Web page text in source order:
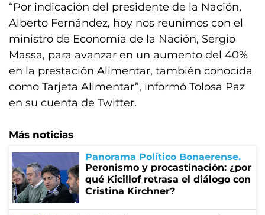
“Por indicación del presidente de la Nación,
Alberto Fernández, hoy nos reunimos con el
ministro de Economía de la Nación, Sergio
Massa, para avanzar en un aumento del 40%
en la prestación Alimentar, también conocida
como Tarjeta Alimentar”, informó Tolosa Paz
en su cuenta de Twitter.
Más noticias
Panorama Político Bonaerense
Peronismo y procastinación: ¿por
qué Kicillof retrasa el diálogo con
Cristina Kirchner?